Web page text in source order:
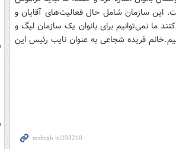
این سازمان شامل حال فعالیت‌های آقایان و
ما نمی‌توانیم برای بانوان یک سازمان لیگ و
فریده شجاعی به عنوان نایب رئیس این